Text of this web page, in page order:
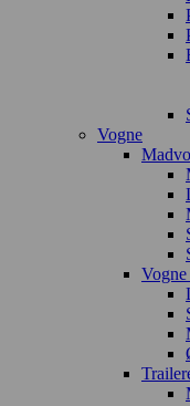
Vogne